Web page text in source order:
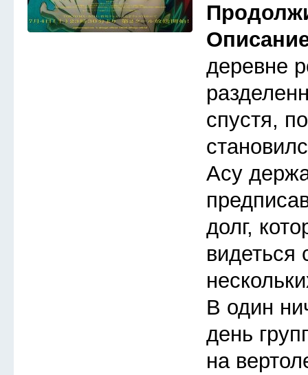
деревне
спустя,
Асу
долг,
видеться
В один
день
на